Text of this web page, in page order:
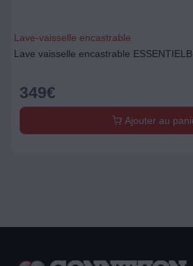
Lave-vaisselle encastrable
Lave vaisselle encastrable
349€
Ajouter au